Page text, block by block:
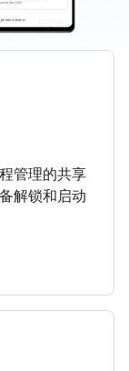
管理的共享
解锁和启动